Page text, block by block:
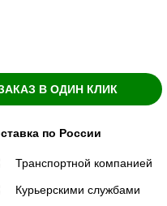
В ОДИН КЛИК
по России
Транспортной компанией
Курьерскими службами